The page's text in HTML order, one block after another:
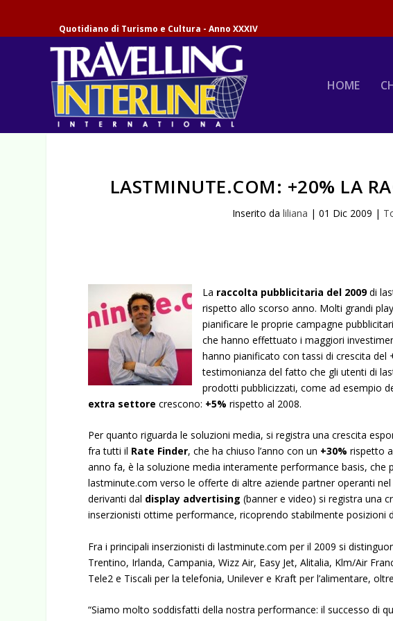
Quotidiano di Turismo e Cultura - Anno XXXIV
HOME
LASTMINUTE.COM: +20% LA
Inserito daliliana |01 Dic 2009 |
La raccolta pubblicitaria del 2009di
rispetto allo scorso anno. Molti grandi
pianificare le proprie campagne
che hanno effettuato i maggiori
hanno pianificato con tassi di crescita del
testimonianza del fatto che gli utenti di
prodotti pubblicizzati, come ad esempio
extra settore crescono: +5% rispetto al 2008.
Per quanto riguarda le soluzioni media, si registra una crescita
fra tutti il Rate Finder, che ha chiuso l’anno con un +30% rispetto
anno fa, è la soluzione media interamente performance basis,
lastminute.com verso le offerte di altre aziende partner operanti
derivanti dal display advertising (banner e video) si registra una
inserzionisti ottime performance, ricoprendo stabilmente posizioni
Fra i principali inserzionisti di lastminute.com per il 2009 si
Trentino, Irlanda, Campania, Wizz Air, Easy Jet, Alitalia, Klm/Air
Tele2 e Tiscali per la telefonia, Unilever e Kraft per l’alimentare,
“Siamo molto soddisfatti della nostra performance: il successo di